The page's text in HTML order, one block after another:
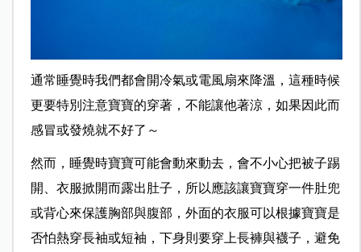
通常睡覺時我們都會開冷氣或電風扇來降溫，這種時候
更要特別注意寶寶的穿著，不能讓他著涼，如果因此而
感冒或發燒就不好了～
然而，睡覺時寶寶可能會動來動去，會不小心把被子踢
開、衣服掀開而露出肚子，所以應該讓寶寶穿一件肚兜
或背心來保護胸部與腹部，外面的衣服可以根據寶寶是
否怕熱穿長袖或短袖，下身則要穿上長褲與襪子，避免